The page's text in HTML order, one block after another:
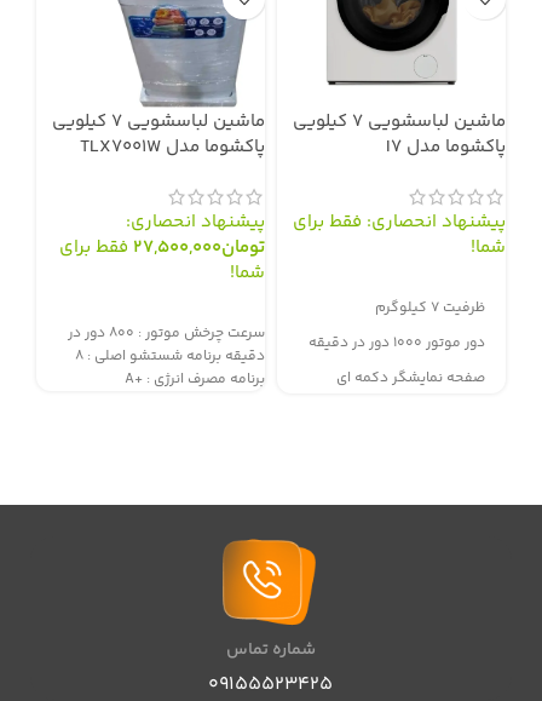
ماشین لباسشویی 7 کیلویی
پاکشوما مدل I7
پیشنهاد انحصاری: فقط برای
شما!
ظرفیت 7 کیلوگرم
دور موتور 1000 دور در دقیقه
صفحه نمایشگر دکمه ای
ماشین لباسشویی 7 کیلویی
پاکشوما مدل TLX7001W
پیشنهاد انحصاری:
تومان27,500,000 فقط برای
شما!
سرعت چرخش موتور : ۸۰۰ دور در
دقیقه برنامه شستشو اصلی : ۸
برنامه مصرف انرژی : +A
شماره تماس
09155523425